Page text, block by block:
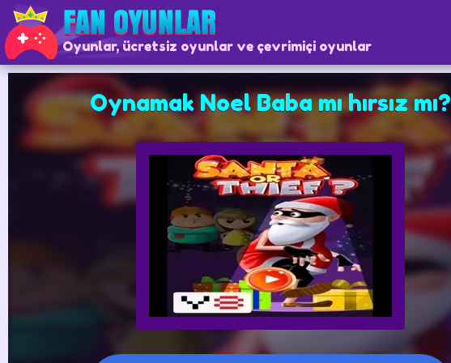
Oyunlar, ücretsiz oyunlar ve çevrimiçi oyunlar
Oynamak Noel Baba mı hırsız mı?